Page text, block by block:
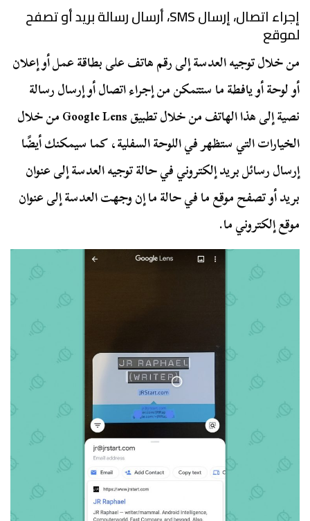
إجراء اتصال، إرسال SMS، أرسال رسالة بريد أو تصفح
لموقع
من خلال توجيه العدسة إلى رقم هاتف على بطاقة عمل أو إعلان
أو لوحة أو يافطة ما ستتمكن من إجراء اتصال أو إرسال رسالة
نصية إلى هذا الهاتف من خلال تطبيق Google Lens من خلال
الخيارات التي ستظهر في اللوحة السفلية، كما سيمكنك أيضًا
إرسال رسائل بريد إلكتروني في حالة توجيه العدسة إلى عنوان
بريد أو تصفح موقع ما في حالة ما إن وجهت العدسة إلى عنوان
موقع إلكتروني ما.